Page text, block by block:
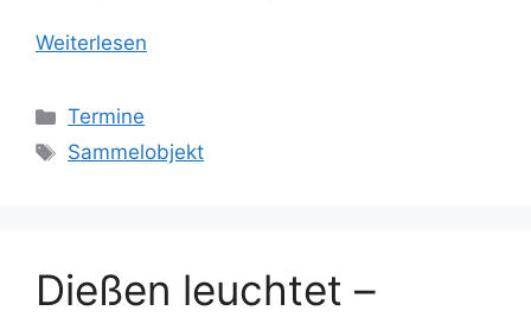
Weiterlesen
Kategorien
Termine
Schlagwörter
Sammelobjekt
Dießen leuchtet –